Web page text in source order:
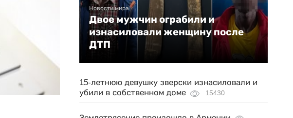
Новости мира
Двое мужчин ограбили и
изнасиловали женщину после
ДТП
15-летнюю девушку зверски изнасиловали и
убили в собственном доме
15430